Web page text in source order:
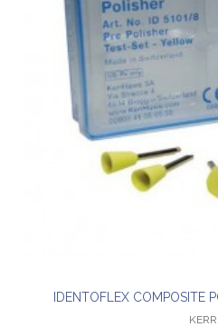
IDENTOFLEX COMPOSITE
KERR